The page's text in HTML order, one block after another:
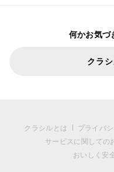
何かお気づ
クラ
クラシルとは プライバ
サービスに関しての
おいしく安